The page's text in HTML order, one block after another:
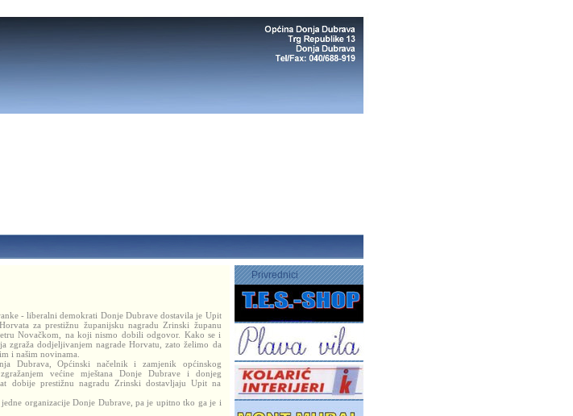
- liberalni demokrati Donje Dubrave dostavila je Upit
za prestižnu županijsku nagradu Zrinski županu
Novačkom, na koji nismo dobili odgovor. Kako se i
dodjeljivanjem nagrade Horvatu, zato želimo da
i našim novinama.
Dubrava, Općinski načelnik i zamjenik općinskog
većine mještana Donje Dubrave i donjeg
dobije prestižnu nagradu Zrinski dostavljaju Upit na
organizacije Donje Dubrave, pa je upitno tko ga je i
Privrednici